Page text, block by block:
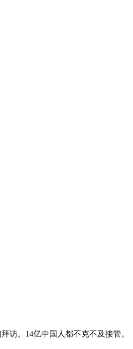
。14亿中国人都不克不及接管。